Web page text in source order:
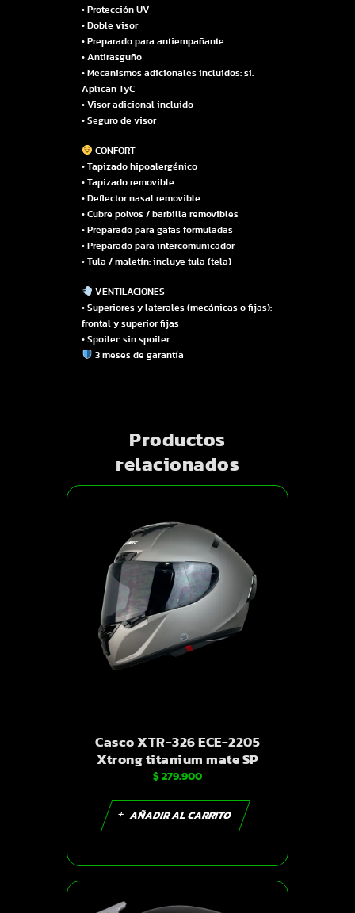
• Protección UV
• Doble visor
• Preparado para antiempañante
• Antirasguño
• Mecanismos adicionales incluidos: si.
Aplican TyC
• Visor adicional incluido
• Seguro de visor
CONFORT
• Tapizado hipoalergénico
• Tapizado removible
• Deflector nasal removible
• Cubre polvos / barbilla removibles
• Preparado para gafas formuladas
• Preparado para intercomunicador
• Tula / maletín: incluye tula (tela)
VENTILACIONES
• Superiores y laterales (mecánicas o fijas):
frontal y superior fijas
• Spoiler: sin spoiler
3 meses de garantía
Productos
relacionados
Casco XTR-326 ECE-2205
Xtrong titanium mate SP
negro-brillo visor plateado
$ 279.900
AÑADIR AL CARRITO